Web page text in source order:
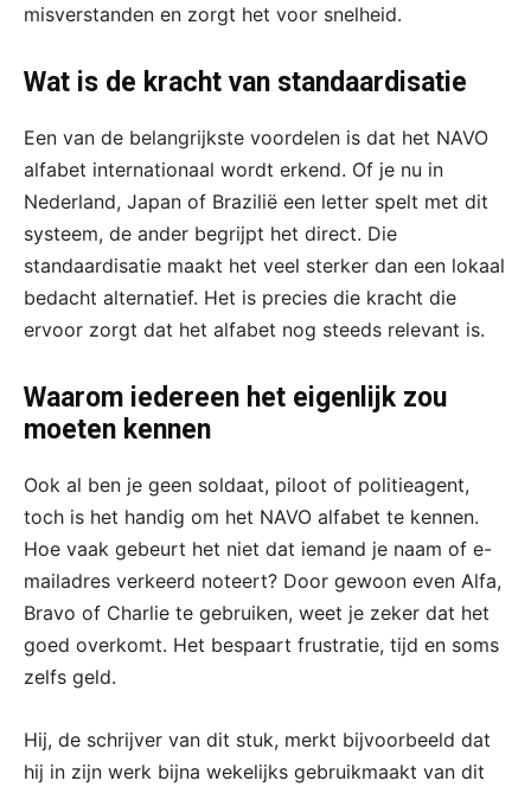
misverstanden en zorgt het voor snelheid.
Wat is de kracht van standaardisatie
Een van de belangrijkste voordelen is dat het NAVO
alfabet internationaal wordt erkend. Of je nu in
Nederland, Japan of Brazilië een letter spelt met dit
systeem, de ander begrijpt het direct. Die
standaardisatie maakt het veel sterker dan een lokaal
bedacht alternatief. Het is precies die kracht die
ervoor zorgt dat het alfabet nog steeds relevant is.
Waarom iedereen het eigenlijk zou
moeten kennen
Ook al ben je geen soldaat, piloot of politieagent,
toch is het handig om het NAVO alfabet te kennen.
Hoe vaak gebeurt het niet dat iemand je naam of e-
mailadres verkeerd noteert? Door gewoon even Alfa,
Bravo of Charlie te gebruiken, weet je zeker dat het
goed overkomt. Het bespaart frustratie, tijd en soms
zelfs geld.
Hij, de schrijver van dit stuk, merkt bijvoorbeeld dat
hij in zijn werk bijna wekelijks gebruikmaakt van dit